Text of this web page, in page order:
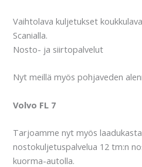
Vaihtolava kuljetukset
Scanialla.
Nosto- ja siirtopalvelut
Nyt meillä myös pohjaveden
Volvo FL 7
Tarjoamme nyt myös
nostokuljetuspalvelua 12 tm:n
kuorma-autolla.